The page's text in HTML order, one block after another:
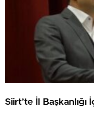
Siirt’te İl